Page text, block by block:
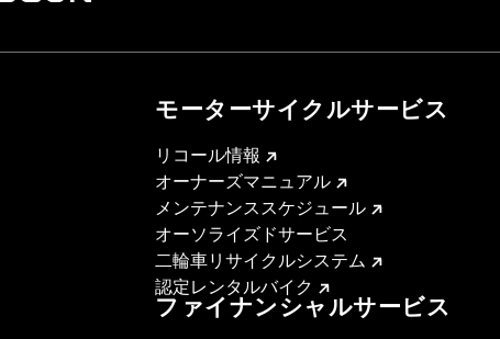
モーターサイクルサービス
リコール情報
オーナーズマニュアル
メンテナンススケジュール
オーソライズドサービス
二輪車リサイクルシステム
認定レンタルバイク
ファイナンシャルサービス